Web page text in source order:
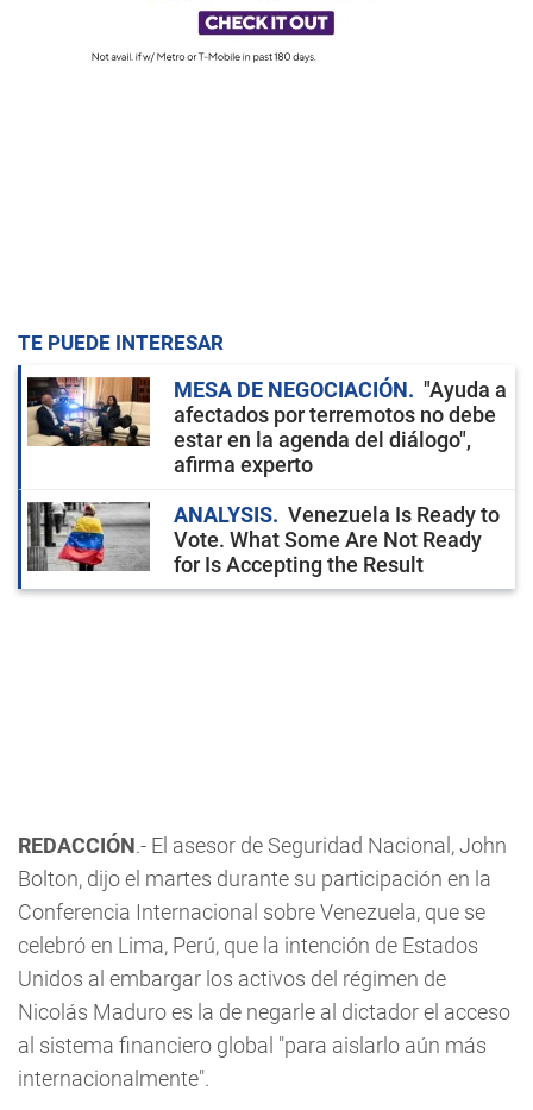
TE PUEDE INTERESAR
MESA DE NEGOCIACIÓN
"Ayuda a
afectados por terremotos no debe
estar en la agenda del diálogo",
afirma experto
ANALYSIS
Venezuela Is Ready to
Vote. What Some Are Not Ready
for Is Accepting the Result
REDACCIÓN.- El asesor de Seguridad Nacional, John
Bolton, dijo el martes durante su participación en la
Conferencia Internacional sobre Venezuela, que se
celebró en Lima, Perú, que la intención de Estados
Unidos al embargar los activos del régimen de
Nicolás Maduro es la de negarle al dictador el acceso
al sistema financiero global "para aislarlo aún más
internacionalmente".